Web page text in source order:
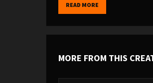
5% Code
READ MORE
MORE FROM THIS